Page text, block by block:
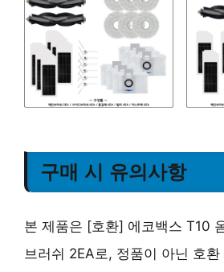
구매 시 유의사항
본 제품은 [호환] 에코백스 T10
브러쉬 2EA로, 정품이 아닌 호